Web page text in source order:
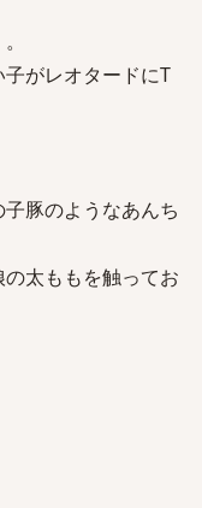
がレオタードにT
豚のようなあんち
太ももを触ってお